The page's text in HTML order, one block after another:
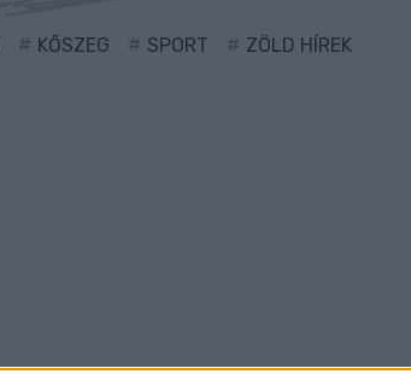
KŐSZEG SPORT ZÖLD HÍREK